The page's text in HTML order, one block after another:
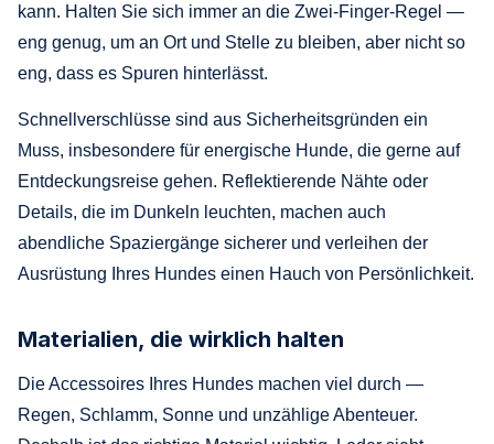
kann. Halten Sie sich immer an die Zwei-Finger-Regel —
eng genug, um an Ort und Stelle zu bleiben, aber nicht so
eng, dass es Spuren hinterlässt.
Schnellverschlüsse sind aus Sicherheitsgründen ein
Muss, insbesondere für energische Hunde, die gerne auf
Entdeckungsreise gehen. Reflektierende Nähte oder
Details, die im Dunkeln leuchten, machen auch
abendliche Spaziergänge sicherer und verleihen der
Ausrüstung Ihres Hundes einen Hauch von Persönlichkeit.
Materialien, die wirklich halten
Die Accessoires Ihres Hundes machen viel durch —
Regen, Schlamm, Sonne und unzählige Abenteuer.